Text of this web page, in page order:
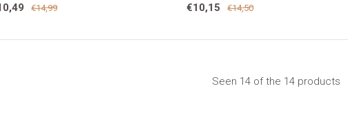
€14,99
€10,15
€14,50
Seen 14 of the 14 products